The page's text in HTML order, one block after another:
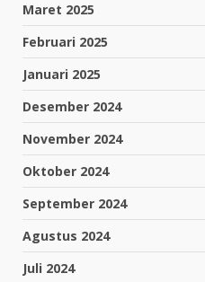
Maret 2025
Februari 2025
Januari 2025
Desember 2024
November 2024
Oktober 2024
September 2024
Agustus 2024
Juli 2024